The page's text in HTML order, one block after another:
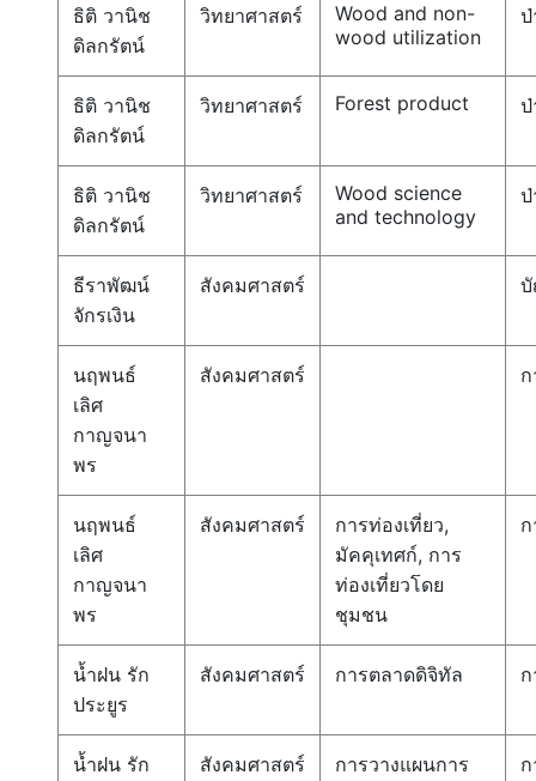
ธิติ วานิช
ดิลกรัตน์
วิทยาศาสตร์
Wood and non-
wood utilization
ป่
ธิติ วานิช
ดิลกรัตน์
วิทยาศาสตร์ Forest product ป่
ธิติ วานิช
ดิลกรัตน์
วิทยาศาสตร์
Wood science
and technology
ป่
ธีราพัฒน์
จักรเงิน
สังคมศาสตร์
นฤพนธ์
เลิศ
กาญจนา
พร
สังคมศาสตร์
นฤพนธ์
เลิศ
กาญจนา
พร
สังคมศาสตร์
การท่องเที่ยว,
มัคคุเทศก์, การ
ท่องเที่ยวโดย
ชุมชน
น้ำฝน รัก
ประยูร
สังคมศาสตร์ การตลาดดิจิทัล
น้ำฝน รัก
สังคมศาสตร์
การวางแผนการ